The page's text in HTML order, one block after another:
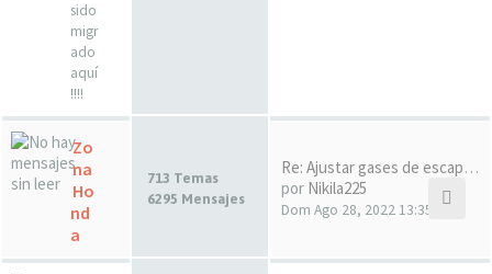
sido
migr
ado
aquí
!!!!
Zo
na
Ho
nd
a
713 Temas
6295 Mensajes
Re: Ajustar gases de escape e…
por Nikila225
Dom Ago 28, 2022 13:35